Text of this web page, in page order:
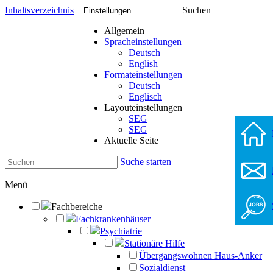
Inhaltsverzeichnis Einstellungen
Allgemein
Spracheinstellungen
Deutsch
English
Formateinstellungen
Deutsch
Englisch
Layouteinstellungen
SEG
SEG
Aktuelle Seite
Suchen
Suche starten
Menü
Fachbereiche
Fachkrankenhäuser
Psychiatrie
Stationäre Hilfe
Übergangswohnen Haus-Anker
Sozialdienst